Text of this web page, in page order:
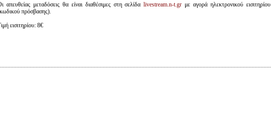
απευθείας μεταδόσεις θα είναι διαθέσιμες στη σελίδαlivestream.n-t.gr με αγορά ηλεκτρονικού εισιτηρίου
πρόσβασης).
εισιτηρίου: 8€